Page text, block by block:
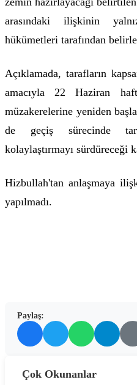
arasındaki ilişkinin
hükümetleri tarafından
Açıklamada, tarafların
amacıyla 22 Haziran
müzakerelerine yeniden
de geçiş sürecinde
kolaylaştırmayı sürdüreceği
Hizbullah'tan anlaşmaya
yapılmadı.
Paylaş:
Çok Okunanlar